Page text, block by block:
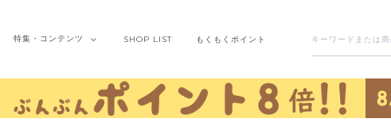
特集・ コンテンツ SHOP LIST もくもくポイント